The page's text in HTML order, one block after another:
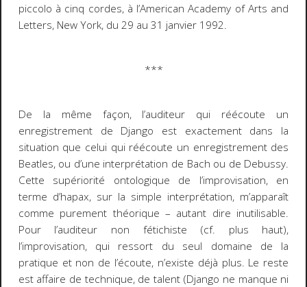
piccolo à cinq cordes, à l’American Academy of Arts and
Letters, New York, du 29 au 31 janvier 1992.
***
De la même façon, l’auditeur qui réécoute un
enregistrement de Django est exactement dans la
situation que celui qui réécoute un enregistrement des
Beatles, ou d’une interprétation de Bach ou de Debussy.
Cette supériorité ontologique de l’improvisation, en
terme d’hapax, sur la simple interprétation, m’apparaît
comme purement théorique – autant dire inutilisable.
Pour l’auditeur non fétichiste (cf. plus haut),
l’improvisation, qui ressort du seul domaine de la
pratique et non de l’écoute, n’existe déjà plus. Le reste
est affaire de technique, de talent (Django ne manque ni